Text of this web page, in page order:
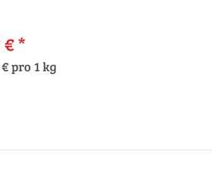
€*
pro 1 kg